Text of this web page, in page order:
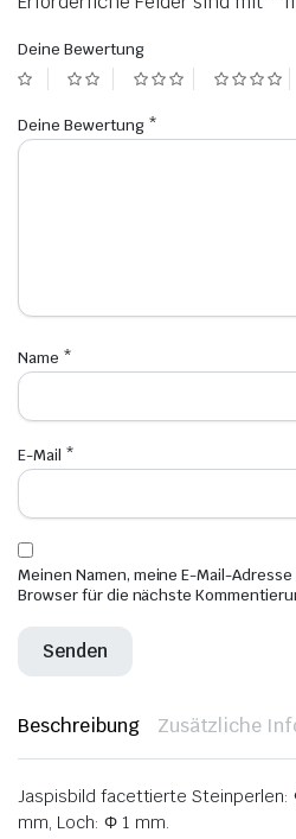
Deine Bewertung
Deine Bewertung *
Name *
E-Mail *
Meinen Namen, meine E-Mail-
Browser für die nächste
Beschreibung Zusätzliche
Jaspisbild facettierte
mm, Loch: Φ 1 mm.